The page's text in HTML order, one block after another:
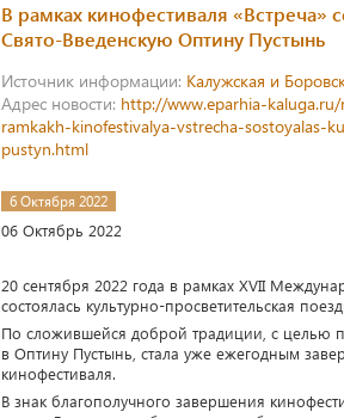
В рамках кинофестиваля «Встреча»
Свято-Введенскую Оптину Пустынь
Источник информации: Калужская и
Адрес новости: http://www.eparhia-
ramkakh-kinofestivalya-vstrecha-
pustyn.html
6 Октября 2022
06 Октябрь 2022
20 сентября 2022 года в рамках XVII
состоялась культурно-просветительская
По сложившейся доброй традиции, с целью
в Оптину Пустынь, стала уже ежегодным
кинофестиваля.
В знак благополучного завершения